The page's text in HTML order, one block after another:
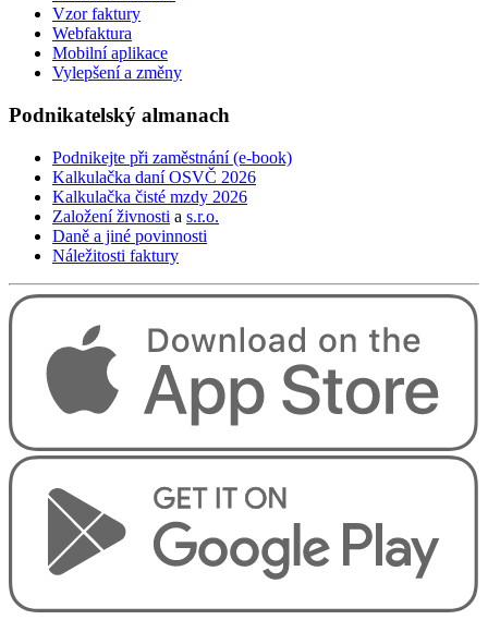
Vzor faktury
Webfaktura
Mobilní aplikace
Vylepšení a změny
Podnikatelský almanach
Podnikejte při zaměstnání (e-book)
Kalkulačka daní OSVČ 2026
Kalkulačka čisté mzdy 2026
Založení živnosti a s.r.o.
Daně a jiné povinnosti
Náležitosti faktury